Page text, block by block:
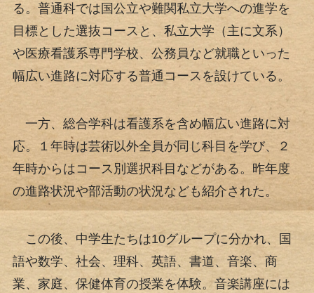
る。普通科では国公立や難関私立大学への進学を
目標とした選抜コースと、私立大学（主に文系）
や医療看護系専門学校、公務員など就職といった
幅広い進路に対応する普通コースを設けている。
一方、総合学科は看護系を含め幅広い進路に対
応。１年時は芸術以外全員が同じ科目を学び、２
年時からはコース別選択科目などがある。昨年度
の進路状況や部活動の状況なども紹介された。
この後、中学生たちは10グループに分かれ、国
語や数学、社会、理科、英語、書道、音楽、商
業、家庭、保健体育の授業を体験。音楽講座には